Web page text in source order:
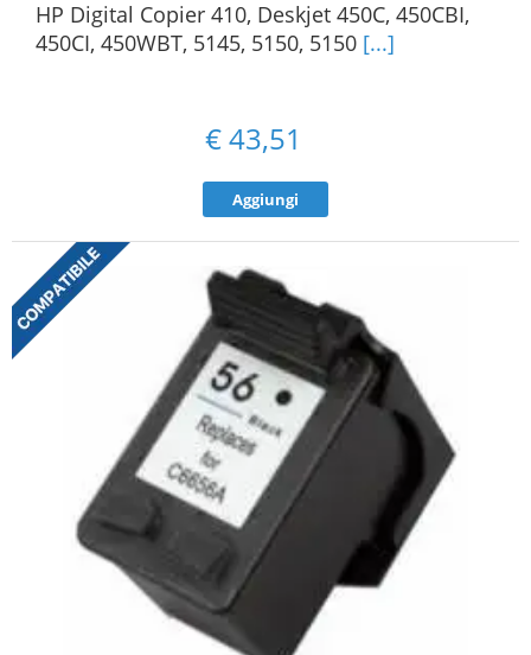
HP Digital Copier 410, Deskjet 450C, 450CBI,
450CI, 450WBT, 5145, 5150, 5150 [...]
€43,51
Aggiungi